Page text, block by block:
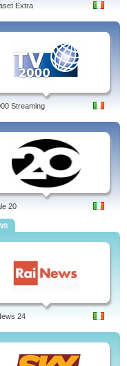
Extra
Streaming
20
24